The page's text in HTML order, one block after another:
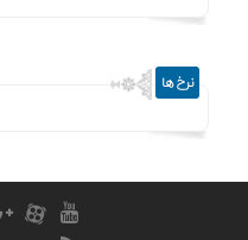
نرخ ها